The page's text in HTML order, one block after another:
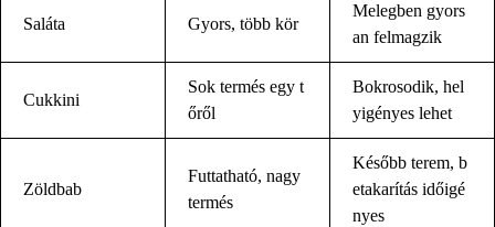
Saláta Gyors, több kör
Melegben gyors
an felmagzik
Cukkini
Sok termés egy t
őről
Bokrosodik, hel
yigényes lehet
Zöldbab
Futtatható, nagy
termés
Később terem, b
etakarítás időigé
nyes